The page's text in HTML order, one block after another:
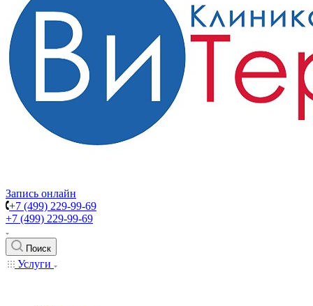
Запись онлайн
+7 (499) 229-99-69
+7 (499) 229-99-69
Поиск
Услуги